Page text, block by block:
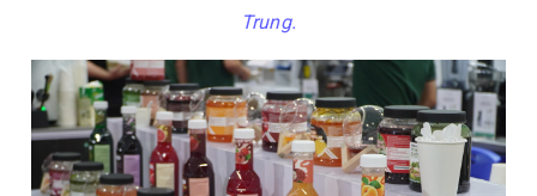
Trung.